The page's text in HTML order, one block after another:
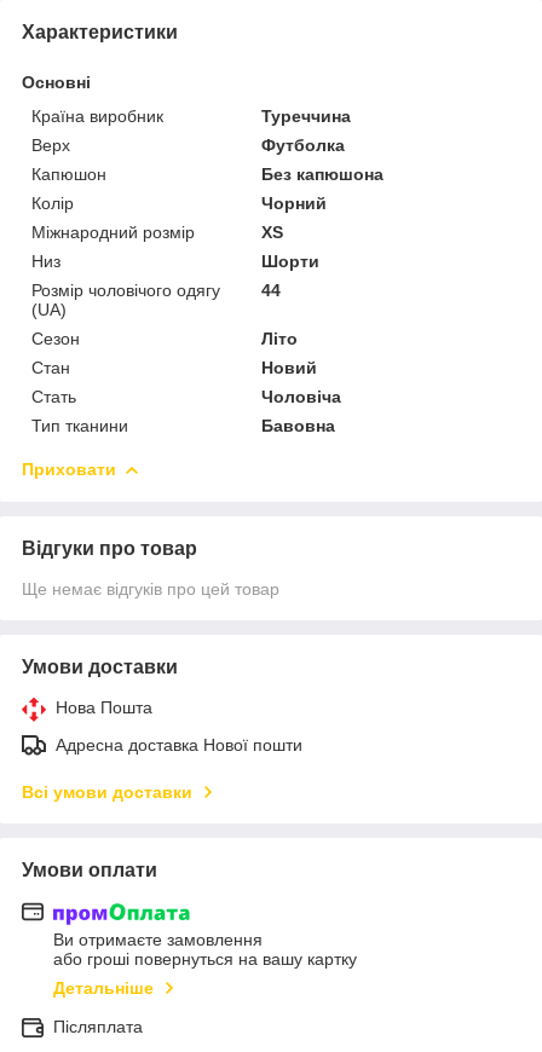
Характеристики
Основні
Країна виробник
Туреччина
Верх
Футболка
Капюшон
Без капюшона
Колір
Чорний
Міжнародний розмір
XS
Низ
Шорти
Розмір чоловічого одягу
(UA)
44
Сезон
Літо
Стан
Новий
Стать
Чоловіча
Тип тканини
Бавовна
Приховати
Відгуки про товар
Ще немає відгуків про цей товар
Умови доставки
Нова Пошта
Адресна доставка Нової пошти
Всі умови доставки
Умови оплати
Ви отримаєте замовлення
або гроші повернуться на вашу картку
Детальніше
Післяплата